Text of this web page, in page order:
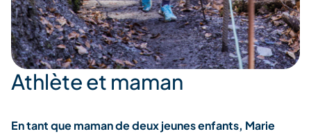
Athlète et maman
En tant que maman de deux jeunes enfants, Marie